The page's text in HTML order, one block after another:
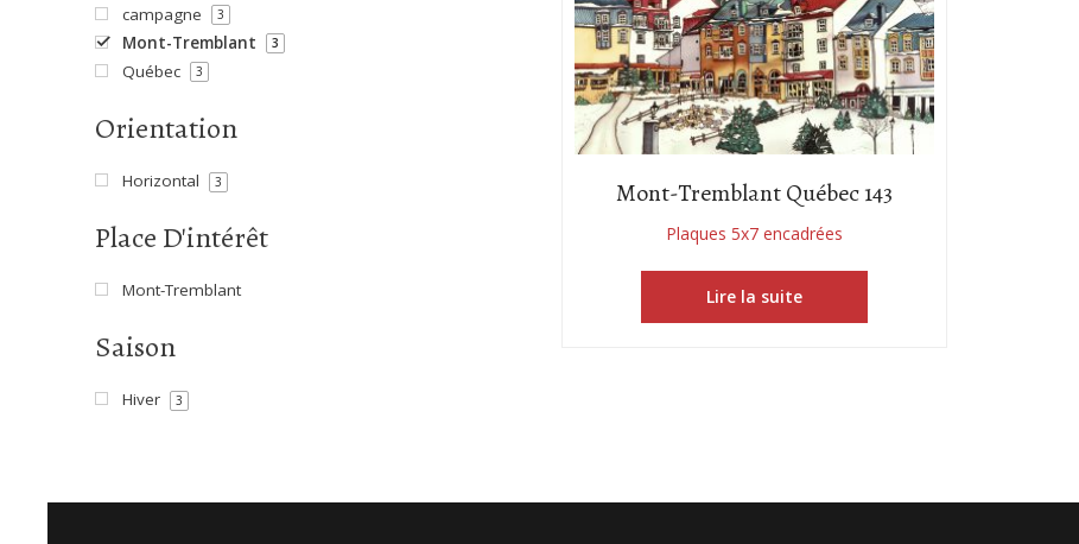
campagne 3
Mont-Tremblant 3
Québec 3
Orientation
Horizontal 3
Place D'intérêt
Mont-Tremblant
Saison
Hiver 3
Mont-Tremblant Québec 143
Plaques 5x7 encadrées
Lire la suite